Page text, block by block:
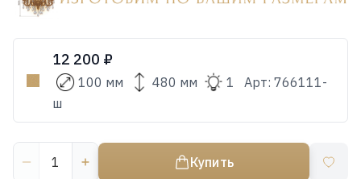
12 200 ₽
100 мм 480 мм 1 Арт: 766111-
ш
Купить